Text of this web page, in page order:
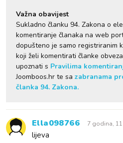
Važna obavijest
Sukladno članku 94. Zakona o
komentiranje članaka na web
dopušteno je samo registriranim
koji želi komentirati članke
upoznati s Pravilima
Joomboos.hr te sa zabranama
članka 94. Zakona.
Ella098766 7 godina,
lijeva